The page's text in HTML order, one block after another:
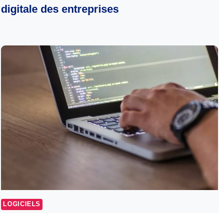
digitale des entreprises
LOGICIELS